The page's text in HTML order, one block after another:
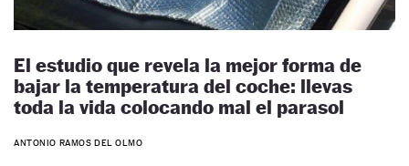
El estudio que revela la mejor forma de
bajar la temperatura del coche: llevas
toda la vida colocando mal el parasol
ANTONIO RAMOS DEL OLMO